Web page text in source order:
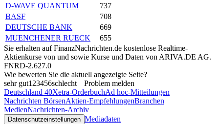
D-WAVE QUANTUM
737
BASF
708
DEUTSCHE BANK
669
MUENCHENER RUECK
655
Sie erhalten auf FinanzNachrichten.de kostenlose Realtime-
Aktienkurse von und sowie Kurse und Daten von ARIVA.DE AG.
FNRD-2.627.0
Wie bewerten Sie die aktuell angezeigte Seite?
sehr gut1 23456schlecht
Problem melden
Deutschland 40Xetra-OrderbuchAd hoc-Mitteilungen
Nachrichten BörsenAktien-EmpfehlungenBranchen
MedienNachrichten-Archiv
Datenschutzeinstellungen Mediadaten